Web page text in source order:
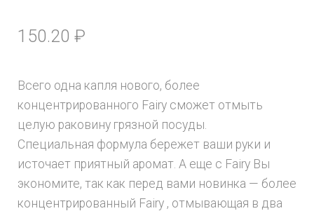
150.20 ₽
Всего одна капля нового, более
концентрированного Fairy сможет отмыть
целую раковину грязной посуды.
Специальная формула бережет ваши руки и
источает приятный аромат. А еще с Fairy Вы
экономите, так как перед вами новинка — более
концентрированный Fairy , отмывающая в два